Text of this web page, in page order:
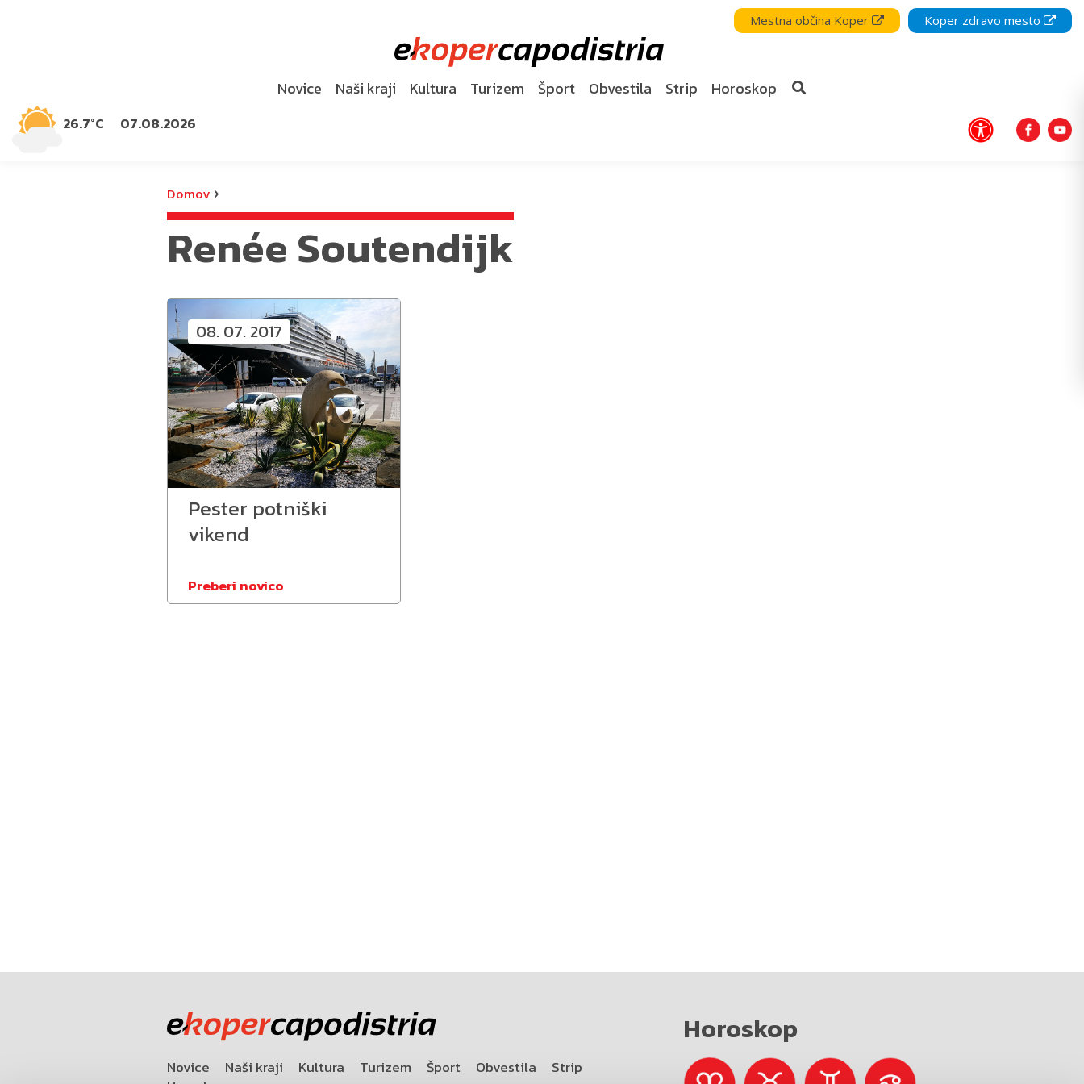
Mestna občina Koper Koper zdravo mesto
26.7°C 07.08.2026
Novice Naši kraji Kultura Turizem Šport Obvestila Strip Horoskop
Domov ›
Renée Soutendijk
08. 07. 2017
Pester potniški
vikend
Preberi novico
Novice Naši kraji Kultura Turizem Šport Obvestila
Strip
Horoskop